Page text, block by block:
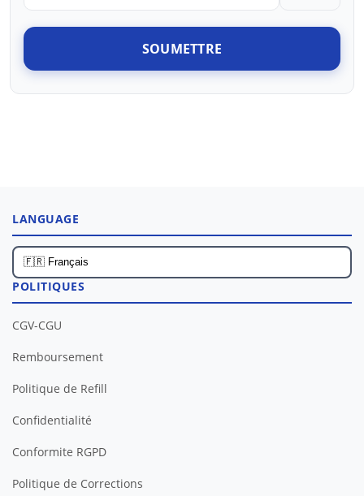
SOUMETTRE
LANGUAGE
POLITIQUES
CGV-CGU
Remboursement
Politique de Refill
Confidentialité
Conformite RGPD
Politique de Corrections